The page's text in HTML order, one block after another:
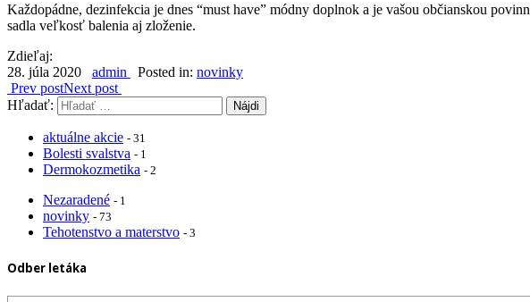
Každopádne, dezinfekcia je dnes “must have” módny doplnok a je vašou občianskou
sadla veľkosť balenia aj zloženie.
Zdieľaj:
28. júla 2020
admin Posted in: novinky
Prev postNext post
Hľadať:
aktuálne akcie - 31
Bolesti svalstva - 1
Dermokozmetika - 2
Nezaradené - 1
novinky - 73
Tehotenstvo a materstvo - 3
Odber letáka